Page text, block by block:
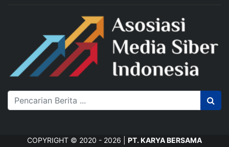
COPYRIGHT © 2020 - 2026 | PT. KARYA BERSAMA